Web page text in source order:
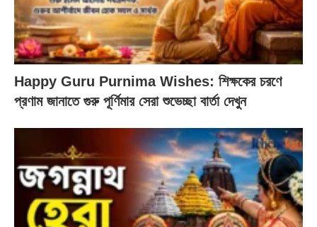
Happy Guru Purnima Wishes: শিক্ষকের চরণে
প্রণাম জানাতে গুরু পূর্ণিমার সেরা শুভেচ্ছা বার্তা দেখুন